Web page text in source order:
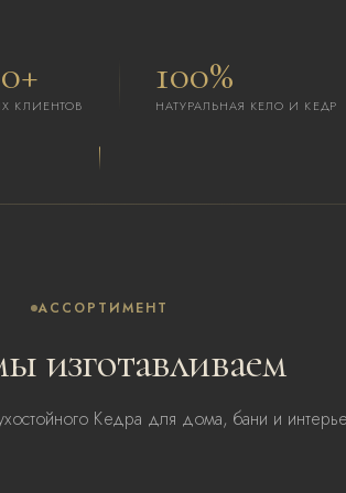
КЛИЕНТОВ
100%
НАТУРАЛЬНАЯ КЕЛО И КЕДР
АССОРТИМЕНТ
изготавливаем
Кедра для дома, бани и
и Кело